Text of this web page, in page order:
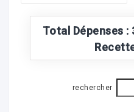
Total Dépenses
rechercher